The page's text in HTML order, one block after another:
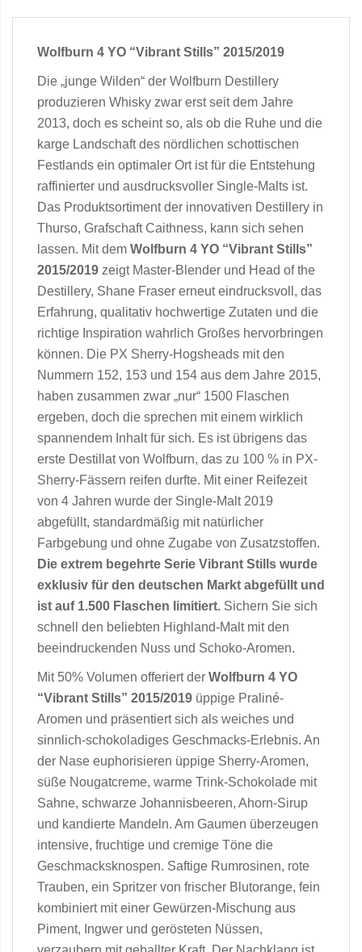
Wolfburn 4 YO “Vibrant Stills” 2015/2019
Die „junge Wilden“ der Wolfburn Destillery
produzieren Whisky zwar erst seit dem Jahre
2013, doch es scheint so, als ob die Ruhe und die
karge Landschaft des nördlichen schottischen
Festlands ein optimaler Ort ist für die Entstehung
raffinierter und ausdrucksvoller Single-Malts ist.
Das Produktsortiment der innovativen Destillery in
Thurso, Grafschaft Caithness, kann sich sehen
lassen. Mit dem Wolfburn 4 YO “Vibrant Stills”
2015/2019 zeigt Master-Blender und Head of the
Destillery, Shane Fraser erneut eindrucksvoll, das
Erfahrung, qualitativ hochwertige Zutaten und die
richtige Inspiration wahrlich Großes hervorbringen
können. Die PX Sherry-Hogsheads mit den
Nummern 152, 153 und 154 aus dem Jahre 2015,
haben zusammen zwar „nur“ 1500 Flaschen
ergeben, doch die sprechen mit einem wirklich
spannendem Inhalt für sich. Es ist übrigens das
erste Destillat von Wolfburn, das zu 100 % in PX-
Sherry-Fässern reifen durfte. Mit einer Reifezeit
von 4 Jahren wurde der Single-Malt 2019
abgefüllt, standardmäßig mit natürlicher
Farbgebung und ohne Zugabe von Zusatzstoffen.
Die extrem begehrte Serie Vibrant Stills wurde
exklusiv für den deutschen Markt abgefüllt und
ist auf 1.500 Flaschen limitiert. Sichern Sie sich
schnell den beliebten Highland-Malt mit den
beeindruckenden Nuss und Schoko-Aromen.
Mit 50% Volumen offeriert der Wolfburn 4 YO
“Vibrant Stills” 2015/2019 üppige Praliné-
Aromen und präsentiert sich als weiches und
sinnlich-schokoladiges Geschmacks-Erlebnis. An
der Nase euphorisieren üppige Sherry-Aromen,
süße Nougatcreme, warme Trink-Schokolade mit
Sahne, schwarze Johannisbeeren, Ahorn-Sirup
und kandierte Mandeln. Am Gaumen überzeugen
intensive, fruchtige und cremige Töne die
Geschmacksknospen. Saftige Rumrosinen, rote
Trauben, ein Spritzer von frischer Blutorange, fein
kombiniert mit einer Gewürzen-Mischung aus
Piment, Ingwer und gerösteten Nüssen,